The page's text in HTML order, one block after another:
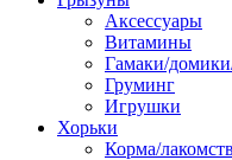
Аксессуары
Витамины
Гамаки/
Груминг
Игрушки
Хорьки
Корма/